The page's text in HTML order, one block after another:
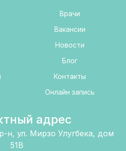
Врачи
Вакансии
Новости
Блог
Контакты
Онлайн запись
адрес
н, ул. Мирзо Улугбека, дом
51B